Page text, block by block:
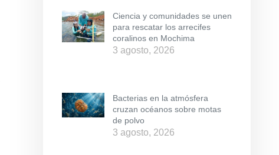
Ciencia y comunidades se unen
para rescatar los arrecifes
coralinos en Mochima
3 agosto, 2026
Bacterias en la atmósfera
cruzan océanos sobre motas
de polvo
3 agosto, 2026